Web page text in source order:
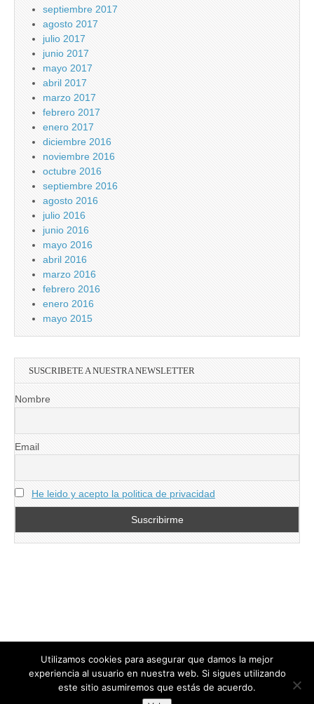
septiembre 2017
agosto 2017
julio 2017
junio 2017
mayo 2017
abril 2017
marzo 2017
febrero 2017
enero 2017
diciembre 2016
noviembre 2016
octubre 2016
septiembre 2016
agosto 2016
julio 2016
junio 2016
mayo 2016
abril 2016
marzo 2016
febrero 2016
enero 2016
mayo 2015
SUSCRIBETE A NUESTRA NEWSLETTER
Nombre
Email
He leido y acepto la politica de privacidad
directoresdeseguridad.es
Utilizamos cookies para asegurar que damos la mejor
experiencia al usuario en nuestra web. Si sigues utilizando
este sitio asumiremos que estás de acuerdo.